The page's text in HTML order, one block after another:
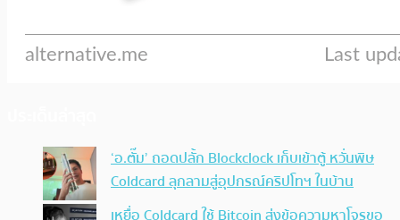
‘อ.ตั๊ม’ ถอดปลั้ก Blockclock เก็บเข้าตู้ หวั่นพิษ
Coldcard ลุกลามสู่อุปกรณ์คริปโทฯ ในบ้าน